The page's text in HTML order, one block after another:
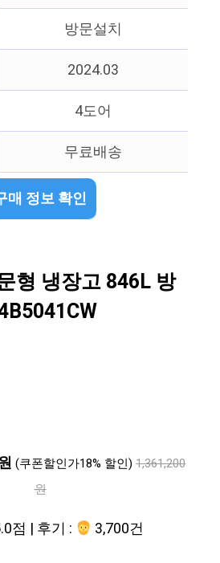
방문설치
2024.03
4도어
무료배송
매 정보 확인
형 냉장고 846L 방
(쿠폰할인가18% 할인) 1,361,200
원
점 | 후기 : 3,700건